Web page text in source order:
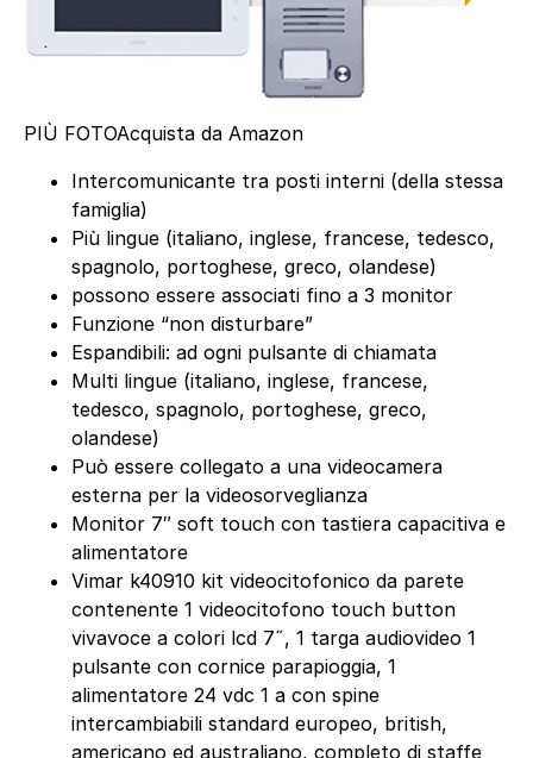
PIÙ FOTOAcquista da Amazon
Intercomunicante tra posti interni (della stessa
famiglia)
Più lingue (italiano, inglese, francese, tedesco,
spagnolo, portoghese, greco, olandese)
possono essere associati fino a 3 monitor
Funzione “non disturbare”
Espandibili: ad ogni pulsante di chiamata
Multi lingue (italiano, inglese, francese,
tedesco, spagnolo, portoghese, greco,
olandese)
Può essere collegato a una videocamera
esterna per la videosorveglianza
Monitor 7″ soft touch con tastiera capacitiva e
alimentatore
Vimar k40910 kit videocitofonico da parete
contenente 1 videocitofono touch button
vivavoce a colori lcd 7˝, 1 targa audiovideo 1
pulsante con cornice parapioggia, 1
alimentatore 24 vdc 1 a con spine
intercambiabili standard europeo, british,
americano ed australiano, completo di staffe